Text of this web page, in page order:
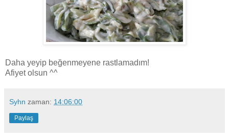
Daha yeyip beğenmeyene rastlamadım!
Afiyet olsun ^^
Syhn zaman: 14:06:00
Paylaş